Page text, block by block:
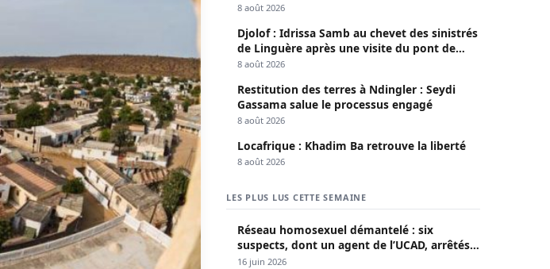
8 août 2026
Djolof : Idrissa Samb au chevet des sinistrés
de Linguère après une visite du pont de
Thylla
8 août 2026
Restitution des terres à Ndingler : Seydi
Gassama salue le processus engagé
8 août 2026
Locafrique : Khadim Ba retrouve la liberté
8 août 2026
LES PLUS LUS CETTE SEMAINE
Réseau homosexuel démantelé : six
suspects, dont un agent de l’UCAD, arrêtés à
Keur Massar ; l’un avoue avoir propagé le
16 juin 2026